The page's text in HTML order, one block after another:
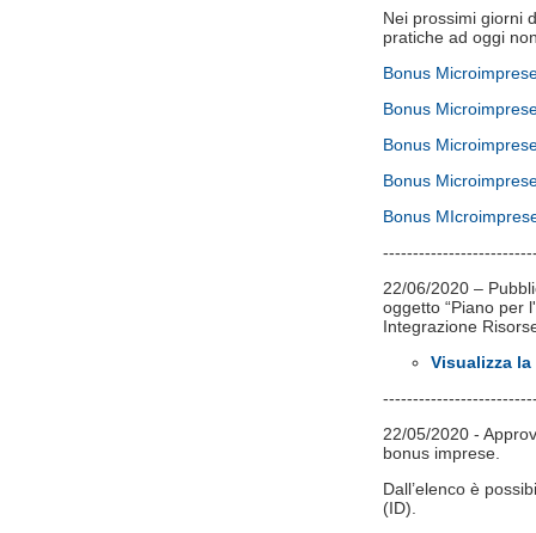
Nei prossimi giorni
pratiche ad oggi
Bonus
Bonus
Bonus
Bonus
Bonus
22/06/2020 –
oggetto “Piano per
Integrazione
Visualizza la
22/05/2020 -
bonus imprese.
Dall’elenco è
(ID).